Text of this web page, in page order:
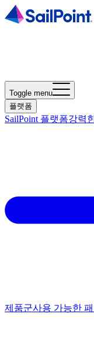
Toggle menu
플랫폼
SailPoint 플랫폼강력
제품군사용 가능한